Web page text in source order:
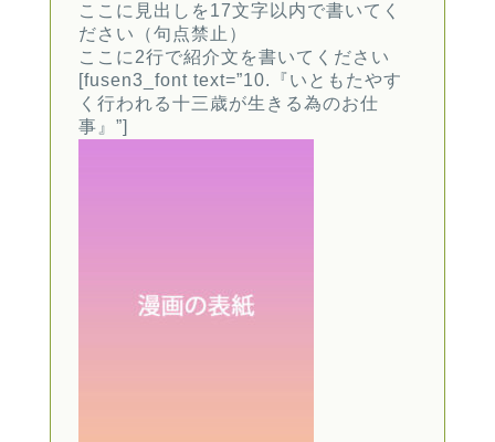
ここに見出しを17文字以内で書いてく
ださい（句点禁止）
ここに2行で紹介文を書いてください
[fusen3_font text=”10.『いともたやす
く行われる十三歳が生きる為のお仕
事』”]